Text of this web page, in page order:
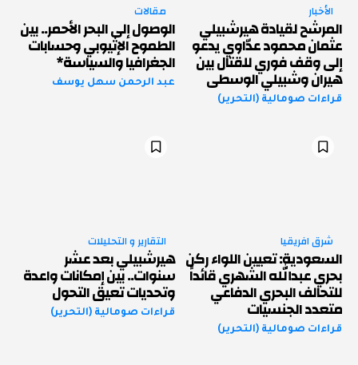
الأخبار
المرشح لقيادة هيرشبيلي
عثمان محمود عدّاوي يدعو
إلى وقف فوري للقتال بين
هيران وشبيلي الوسطى
قراءات صومالية (التحرير)
مقالات
الوصول إلى البحر الأحمر.. بين
الطموح الإثيوبي وحسابات
الجغرافيا والسياسة*
عبد الرحمن سهل يوسف
شرق افريقيا
السعودية: تعيين اللواء ركن
بحري عبدالله الشهري قائداً
للتحالف البحري الدفاعي
متعدد الجنسيات
قراءات صومالية (التحرير)
التقارير و التحليلات
هيرشبيلي بعد عشر
سنوات.. بين إمكانات واعدة
وتحديات تعيق التحول
قراءات صومالية (التحرير)